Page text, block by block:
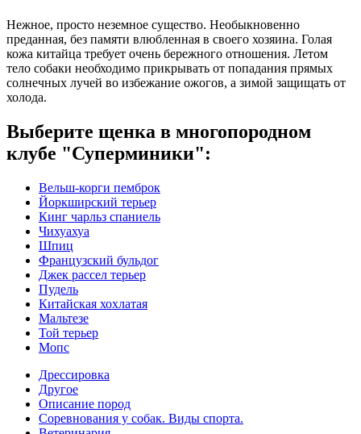
Нежное, просто неземное существо. Необыкновенно
преданная, без памяти влюбленная в своего хозяина. Голая
кожа китайца требует очень бережного отношения. Летом
тело собаки необходимо прикрывать от попадания прямых
солнечных лучей во избежание ожогов, а зимой защищать от
холода.
Выберите щенка в многопородном
клубе "Суперминики":
Вельш-корги пемброк
Йоркширский терьер
Кинг чарльз спаниель
Чихуахуа
Шпиц
Французский бульдог
Джек рассел терьер
Пудель
Китайская хохлатая
Мальтезе
Той терьер
Мопс
Дрессировка
Другое
Описание пород
Соревнования у собак. Виды спорта.